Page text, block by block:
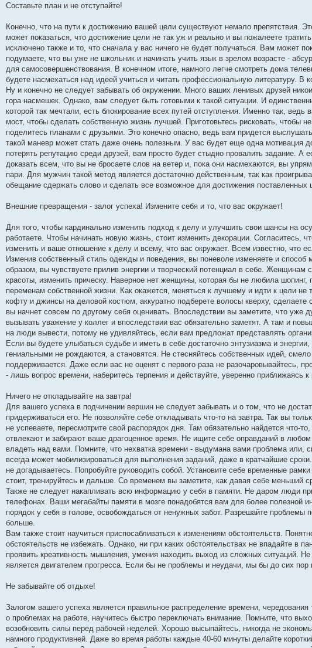
Составьте план и не отступайте!
Конечно, что на пути к достижению вашей цели существуют немало препятствия.
может показаться, что достижение цели не так уж и реально и вы пожалеете
исключено также и то, что сначала у вас ничего не будет получаться. Вам может
подумаете, что вы уже не школьник и начинать учить язык в зрелом возрасте -
для самосовершенствования. В конечном итоге, намного легче смотреть дома
будете насмехаться над идеей учиться и читать профессиональную литературу. В
Ну и конечно не следует забывать об окружении. Много ваших ленивых друзей
гора насмешек. Однако, вам следует быть готовыми к такой ситуации. И
которой так мечтали, есть блокирование всех путей отступления. Именно так,
мост, чтобы сделать собственную жизнь лучшей. Приготовьтесь рисковать, чтобы
поделитесь планами с друзьями. Это конечно опасно, ведь вам придется
такой маневр может стать даже очень полезным. У вас будет еще одна мотивация
потерять репутацию среди друзей, вам просто будет стыдно провалить задание. А
доказать всем, что вы не бросаете слов на ветер и, пока они насмехаются, вы
пари. Для мужчин такой метод является достаточно действенным, так как
обещание сдержать слово и сделать все возможное для достижения поставленных
Внешние превращения - залог успеха! Измените себя и то, что вас окружает!
Для того, чтобы кардинально изменить подход к делу и улучшить свои шансы на
работаете. Чтобы начинать новую жизнь, стоит изменить декорации. Согласитесь,
изменить и ваше отношение к делу и всему, что вас окружает. Всем известно, что
Изменив собственный стиль одежды и поведения, вы поневоле изменяете и
образом, вы чувствуете прилив энергии и творческий потенциал в себе.
красоты, изменить прическу. Наверное нет женщины, которая бы не любила
переменам собственной жизни. Как окажется, меняться к лучшему и идти к цели
кофту и джинсы на деловой костюм, аккуратно подберете волосы кверху,
вы начнет совсем по другому себя оценивать. Впоследствии вы заметите, что уже
вызывать уважение у коллег и впоследствии вас обязательно заметят. А там и
на люди вывести, потому не удивляйтесь, если вам предложат представлять
Если вы будете улыбаться судьбе и иметь в себе достаточно энтузиазма и
гениальными не рождаются, а становятся. Не стесняйтесь собственных идей,
поддерживается. Даже если вас не оценят с первого раза не разочаровывайтесь,
- лишь вопрос времени, наберитесь терпения и действуйте, уверенно приближаясь к
Ничего не откладывайте на завтра!
Для вашего успеха в подчинении вершин не следует забывать и о том, что не
придерживаться его. Не позволяйте себе откладывать что-то на завтра. Так вы
не успеваете, пересмотрите свой распорядок дня. Там обязательно найдется что-
отвлекают и забирают ваше драгоценное время. Не ищите себе оправданий в
владеть над вами. Помните, что нехватка времени - выдумана вами проблема или,
всегда может мобилизироваться для выполнения заданий, даже в кратчайшие
не догадываетесь. Попробуйте руководить собой. Установите себе временные
стоит, тренируйтесь и дальше. Со временем вы заметите, как давая себе меньший
Также не следует накапливать всю информацию у себя в памяти. Не даром люди
телефонах. Ваши мегабайты памяти в мозге понадобятся вам для более полезной
порядок у себя в голове, освобождаться от ненужных забот. Разрешайте
больше.
Вам также стоит научиться приспосабливаться к изменениям обстоятельств.
обстоятельств не избежать. Однако, ни при каких обстоятельствах не впадайте в
проявить креативность мышления, умения находить выход из сложных ситуаций.
является двигателем прогресса. Если бы не проблемы и неудачи, мы бы до сих
Не забывайте об отдыхе!
Залогом вашего успеха является правильное распределение времени,
о проблемах на работе, научитесь быстро переключать внимание. Помните, что
возобновить силы перед рабочей неделей. Хорошо высыпайтесь, никогда не
намного продуктивней. Даже во время работы каждые 40-60 минуты делайте